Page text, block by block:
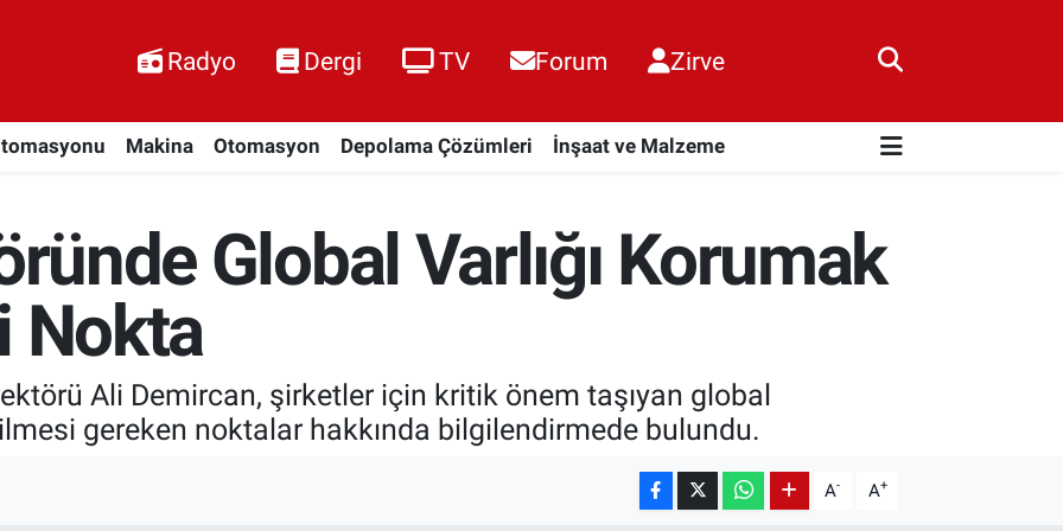
Radyo Dergi TV Forum Zirve
Makina Otomasyon Depolama Çözümleri İnşaat ve Malzeme
Global Varlığı Korumak
Nokta
Ali Demircan, şirketler için kritik önem taşıyan global
gereken noktalar hakkında bilgilendirmede bulundu.
A- A+